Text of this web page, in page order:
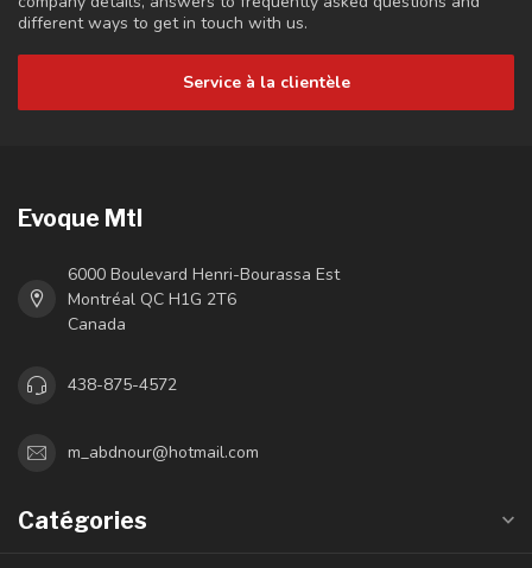
different ways to get in touch with us.
Service à la clientèle
Evoque Mtl
6000 Boulevard Henri-Bourassa Est
Montréal QC H1G 2T6
Canada
438-875-4572
m_abdnour@hotmail.com
Catégories